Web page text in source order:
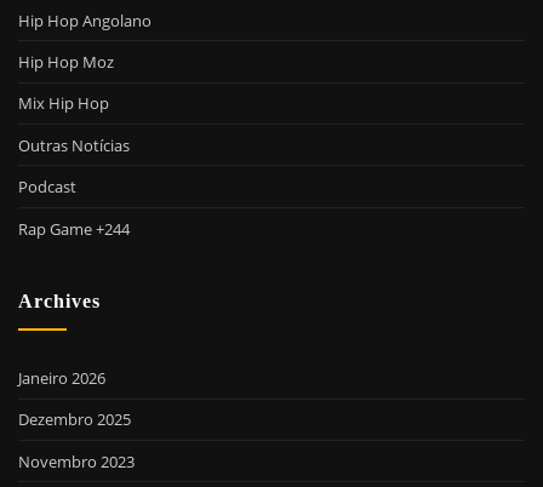
Hip Hop Angolano
Hip Hop Moz
Mix Hip Hop
Outras Notícias
Podcast
Rap Game +244
Archives
Janeiro 2026
Dezembro 2025
Novembro 2023